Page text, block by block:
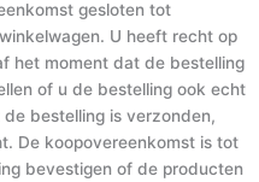
gesloten tot
U heeft recht op
het moment dat de bestelling
of u de bestelling ook echt
bestelling is verzonden,
De koopovereenkomst is tot
bevestigen of de producten